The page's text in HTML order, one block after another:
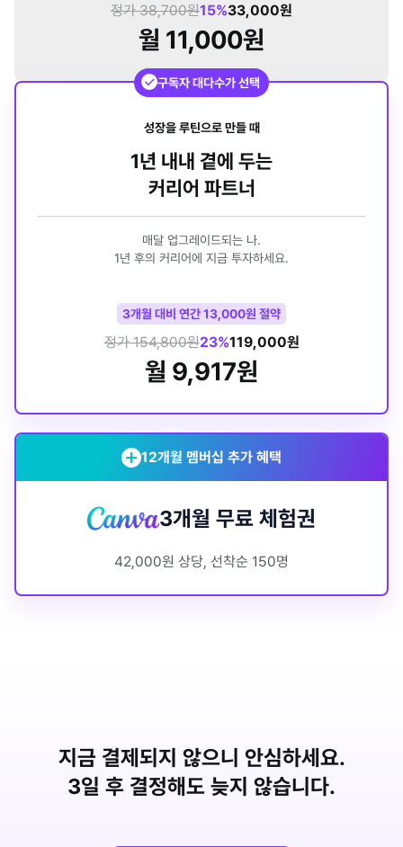
정가 38,700원15%33,000원
월 11,000원
성장을 루틴으로 만들 때
1년 내내 곁에 두는
커리어 파트너
매달 업그레이드되는 나.
1년 후의 커리어에 지금 투자하세요.
3개월 대비 연간 13,000원 절약
정가 154,800원23%119,000원
월 9,917원
구독자 대다수가 선택
12개월 멤버십 추가 혜택
3개월 무료 체험권
42,000원 상당, 선착순 150명
지금 결제되지 않으니 안심하세요.
3일 후 결정해도 늦지 않습니다.